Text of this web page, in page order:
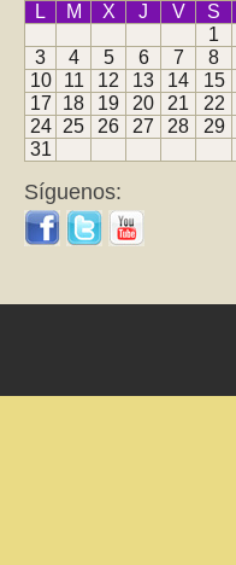
L
M X J V S
1
3
4 5 6 7 8
10
11 12 13 14 15
17
18 19 20 21 22
24
25 26 27 28 29
31
Síguenos: